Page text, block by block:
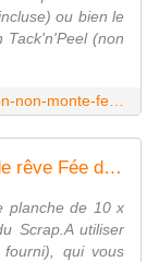
ou bien le
Tack'n'Peel (non
Tampons transparents A6 - un jour de rêve Fée du Scrap
planche de 10 x
Scrap.A utiliser
qui vous